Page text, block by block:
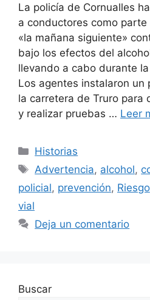
La policía de Cornualles
a conductores como
«la mañana siguiente»
bajo los efectos del
llevando a cabo durante
Los agentes instalaron un
la carretera de Truro para
y realizar pruebas … Leer
Categorías
Historias
Etiquetas
Advertencia, alcohol,
policial, prevención, Riesgo
vial
Deja un comentario
Buscar